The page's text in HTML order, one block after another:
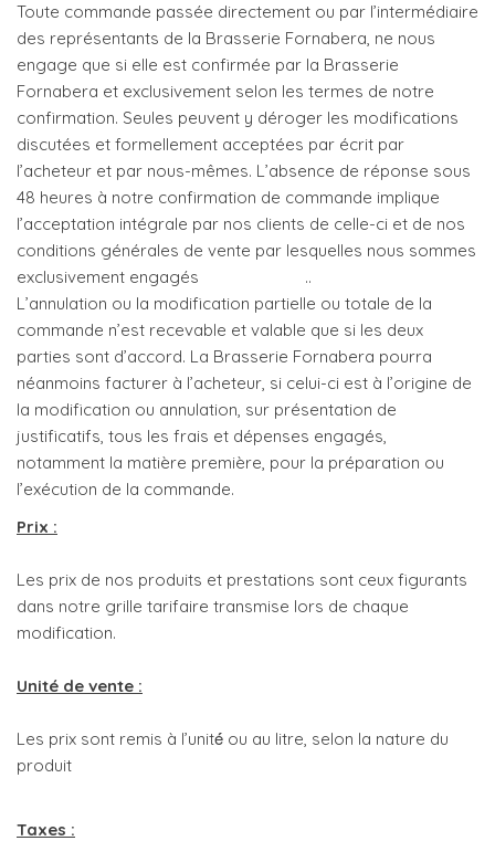
Toute commande passée directement ou par l’intermédiaire
des représentants de la Brasserie Fornabera, ne nous
engage que si elle est confirmée par la Brasserie
Fornabera et exclusivement selon les termes de notre
confirmation. Seules peuvent y déroger les modifications
discutées et formellement acceptées par écrit par
l’acheteur et par nous-mêmes. L’absence de réponse sous
48 heures à notre confirmation de commande implique
l’acceptation intégrale par nos clients de celle-ci et de nos
conditions générales de vente par lesquelles nous sommes
exclusivement engagés ..
L’annulation ou la modification partielle ou totale de la
commande n’est recevable et valable que si les deux
parties sont d’accord. La Brasserie Fornabera pourra
néanmoins facturer à l’acheteur, si celui-ci est à l’origine de
la modification ou annulation, sur présentation de
justificatifs, tous les frais et dépenses engagés,
notamment la matière première, pour la préparation ou
l’exécution de la commande.
Prix :
Les prix de nos produits et prestations sont ceux figurants
dans notre grille tarifaire transmise lors de chaque
modification.
Unité de vente :
Les prix sont remis à l’unité́ ou au litre, selon la nature du
produit
Taxes :